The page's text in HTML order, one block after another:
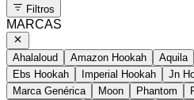
Filtros
MARCAS
Ahalaloud Amazon Hookah Aquila
Ebs Hookah
Imperial Hookah Jn
Marca Genérica
Moon Phantom